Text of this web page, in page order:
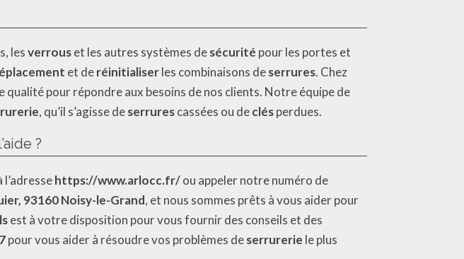
lesverrouset les autres systèmes desécurité pour les portes et
et deréinitialiserles combinaisons deserrures. Chez
qualité pour répondre aux besoins de nos clients. Notre équipe de
, qu’il s’agisse deserrurescassées ou declésperdues.
?
https://www.arlocc.fr/ou appeler notre numéro de
93160 Noisy-le-Grand, et nous sommes prêts à vous aider pour
est à votre disposition pour vous fournir des conseils et des
7pour vous aider à résoudre vos problèmes deserrurerie le plus